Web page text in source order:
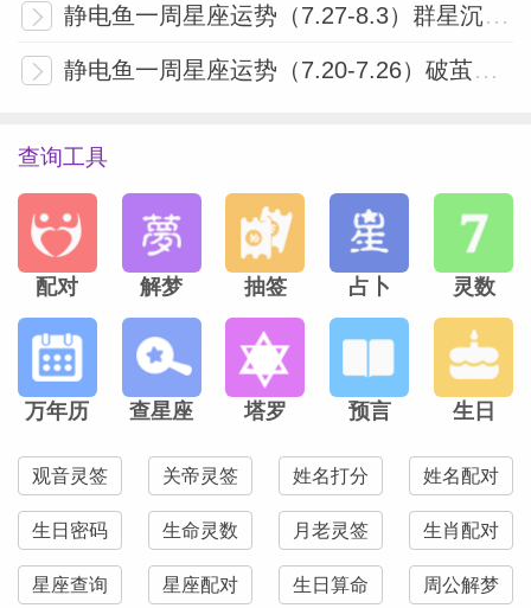
通领域，可能带来深刻的项目或新技能，但
外开支，谨慎规划以保持财务平衡。爱情运
势单身：...[阅读全文]
静电鱼天蝎座一周运势（7.7-7.13）
事业运势金星三分冥王星激活你的财务宫，
可能带来资源共享或合作机会，但需注意权
会，但需谨慎评估风险，避免冲动。爱情运
势单身：...
[阅读全文]
静电鱼射手座一周运势（7.7-7.13）
静电鱼一周星座运势（7.27-8.3）群星沉寂期的灵魂休整与复盘忠告
静电鱼一周星座运势（7.20-7.26）破茧与加冕：风暴过后的秩序重组
查询工具
配对 解梦 抽签 占卜 灵数
万年历 查星座 塔罗 预言 生日
观音灵签 关帝灵签 姓名打分 姓名配对
生日密码 生命灵数 月老灵签 生肖配对
星座查询 星座配对 生日算命 周公解梦